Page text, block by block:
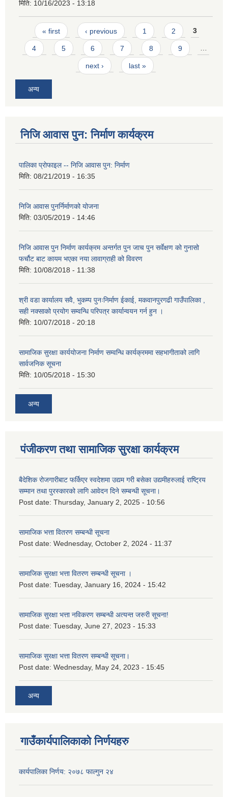
मिति: 10/16/2023 - 13:18
Pages
« first ‹ previous 1 2 3
4 5 6 7 8 9 …
next › last »
अन्य
निजि आवास पुन: निर्माण कार्यक्रम
पालिका प्राेफाइल -- निजि आवास पुन: निर्माण
मिति: 08/21/2019 - 16:35
निजि आवास पुनर्निर्माणको योजना
मिति: 03/05/2019 - 14:46
निजि आवास पुन निर्माण कार्यक्रम अन्तर्गत पुन जाच पुन सर्वेक्षण को गुनासो
फर्चौट बाट कायम भएका नया लावाग्राही को विवरण
मिति: 10/08/2018 - 11:38
श्री वडा कार्यालय सवै, भुकम्प पुनःनिर्माण ईकाई, मकवानपुरगढी गाउँपालिका ,
सही नक्साको प्रयोग सम्वन्धि परिपत्र कार्यान्वयन गर्न हुन ।
मिति: 10/07/2018 - 20:18
सामाजिक सुरक्षा कार्ययोजना निर्माण सम्वन्धि कार्यक्रममा सहभागीताको लागि
सार्वजनिक सूचना
मिति: 10/05/2018 - 15:30
अन्य
पंजीकरण तथा सामाजिक सुरक्षा कार्यक्रम
बैदेशिक रोजगारीबाट फर्किएर स्वदेशमा उद्यम गरी बसेका उद्यमीहरुलाई राष्‍ट्रिय
सम्मान तथा पुरस्कारको लागि आवेदन दिने सम्बन्धी सूचना।
Post date: Thursday, January 2, 2025 - 10:56
सामाजिक भत्ता वितरण सम्बन्धी सूचना
Post date: Wednesday, October 2, 2024 - 11:37
सामाजिक सुरक्षा भत्ता वितरण सम्बन्धी सूचना ।
Post date: Tuesday, January 16, 2024 - 15:42
सामाजिक सुरक्षा भत्ता नविकरण सम्बन्धी अत्यन्त जरुरी सूचना!
Post date: Tuesday, June 27, 2023 - 15:33
सामाजिक सुरक्षा भत्ता वितरण सम्बन्धी सूचना।
Post date: Wednesday, May 24, 2023 - 15:45
अन्य
गाउँकार्यपालिकाको निर्णयहरु
कार्यपालिका निर्णय: २०७८ फाल्गुन २४